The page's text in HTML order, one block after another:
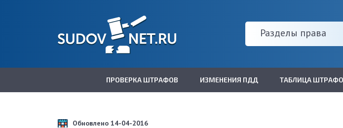
Разделы права
ПРОВЕРКА ШТРАФОВ ИЗМЕНЕНИЯ ПДД ТАБЛИЦА
Обновлено 14-04-2016